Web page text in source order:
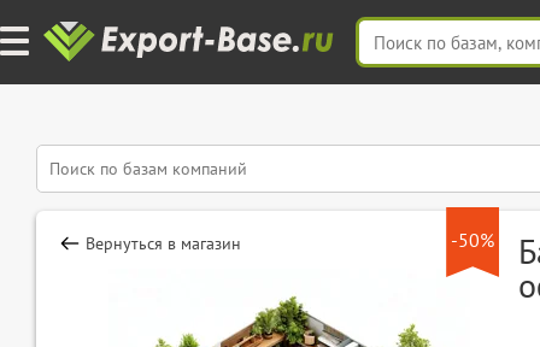
-50%
Вернуться в магазин